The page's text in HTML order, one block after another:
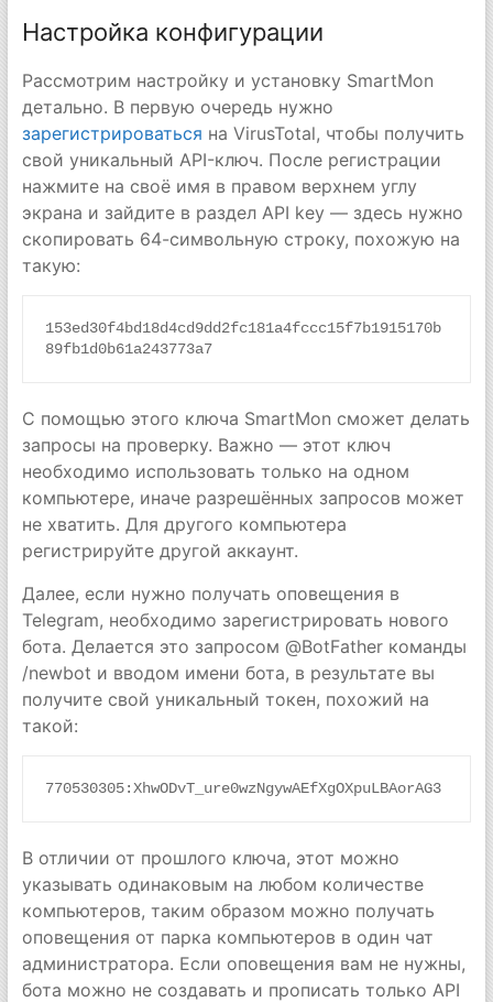
Настройка конфигурации
Рассмотрим настройку и установку SmartMon
детально. В первую очередь нужно
зарегистрироваться на VirusTotal, чтобы получить
свой уникальный API-ключ. После регистрации
нажмите на своё имя в правом верхнем углу
экрана и зайдите в раздел API key — здесь нужно
скопировать 64-символьную строку, похожую на
такую:
153ed30f4bd18d4cd9dd2fc181a4fccc15f7b1915170b
89fb1d0b61a243773a7
С помощью этого ключа SmartMon сможет делать
запросы на проверку. Важно — этот ключ
необходимо использовать только на одном
компьютере, иначе разрешённых запросов может
не хватить. Для другого компьютера
регистрируйте другой аккаунт.
Далее, если нужно получать оповещения в
Telegram, необходимо зарегистрировать нового
бота. Делается это запросом @BotFather команды
/newbot и вводом имени бота, в результате вы
получите свой уникальный токен, похожий на
такой:
770530305:XhwODvT_ure0wzNgywAEfXgOXpuLBAorAG3
В отличии от прошлого ключа, этот можно
указывать одинаковым на любом количестве
компьютеров, таким образом можно получать
оповещения от парка компьютеров в один чат
администратора. Если оповещения вам не нужны,
бота можно не создавать и прописать только API